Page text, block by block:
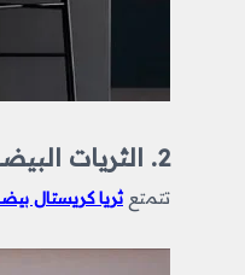
2. الثريات البيضاوية
تتمتعثريا كريستال